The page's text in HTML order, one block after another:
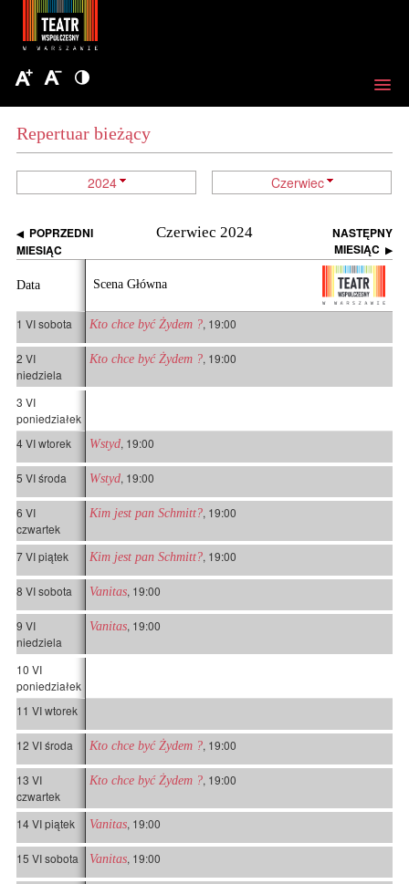
Repertuar bieżący
2024 Czerwiec
◀ POPRZEDNI
MIESIĄC
Czerwiec 2024
NASTĘPNY
MIESIĄC ▶
Data Scena Główna
1 VI sobota Kto chce być Żydem ?, 19:00
2 VI
niedziela
Kto chce być Żydem ?, 19:00
3 VI
poniedziałek
4 VI wtorek
Wstyd, 19:00
5 VI środa Wstyd, 19:00
6 VI
czwartek
Kim jest pan Schmitt?, 19:00
7 VI piątek Kim jest pan Schmitt?, 19:00
8 VI sobota Vanitas, 19:00
9 VI
niedziela
Vanitas, 19:00
10 VI
poniedziałek
11 VI wtorek
12 VI środa Kto chce być Żydem ?, 19:00
13 VI
czwartek
Kto chce być Żydem ?, 19:00
14 VI piątek Vanitas, 19:00
15 VI sobota Vanitas, 19:00